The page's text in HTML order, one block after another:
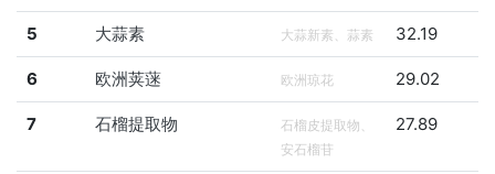
5 大蒜素 大蒜新素、蒜素 32.19
6 欧洲荚蒾 欧洲琼花 29.02
7 石榴提取物
石榴皮提取物、
安石榴苷
27.89